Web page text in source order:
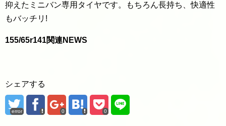
抑えたミニバン専用タイヤです。もちろん長持ち、快適性
もバッチリ!
155/65r141関連NEWS
シェアする
error 0 0